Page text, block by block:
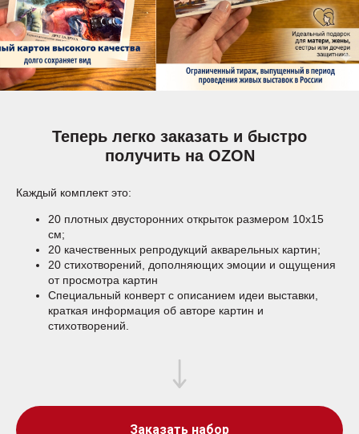
Теперь легко заказать и быстро
получить на OZON
Каждый комплект это:
20 плотных двусторонних открыток размером 10х15
см;
20 качественных репродукций акварельных картин;
20 стихотворений, дополняющих эмоции и ощущения
от просмотра картин
Специальный конверт с описанием идеи выставки,
краткая информация об авторе картин и
стихотворений.
Заказать набор